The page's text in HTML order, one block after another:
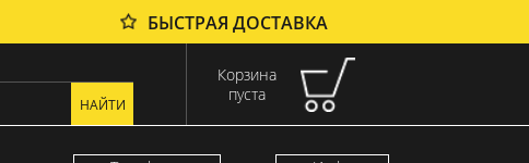
БЫСТРАЯ ДОСТАВКА
Корзина
пуста